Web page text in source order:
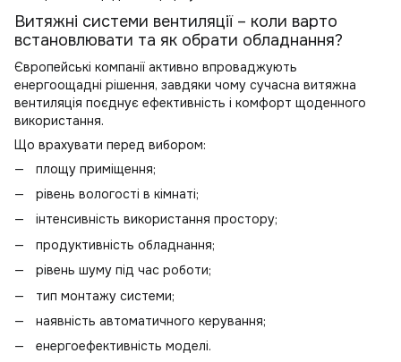
Витяжні системи вентиляції – коли варто
встановлювати та як обрати обладнання?
Європейські компанії активно впроваджують
енергоощадні рішення, завдяки чому сучасна витяжна
вентиляція поєднує ефективність і комфорт щоденного
використання.
Що врахувати перед вибором:
площу приміщення;
рівень вологості в кімнаті;
інтенсивність використання простору;
продуктивність обладнання;
рівень шуму під час роботи;
тип монтажу системи;
наявність автоматичного керування;
енергоефективність моделі.